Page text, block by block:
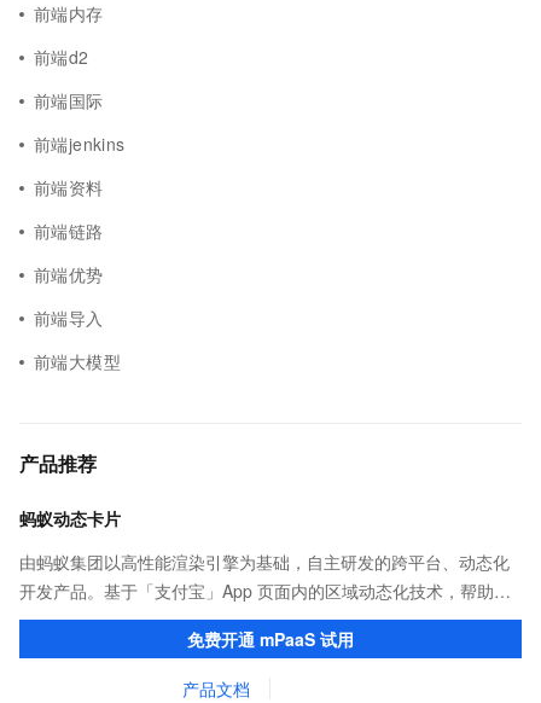
前端内存
前端d2
前端国际
前端jenkins
前端资料
前端链路
前端优势
前端导入
前端大模型
产品推荐
蚂蚁动态卡片
由蚂蚁集团以高性能渲染引擎为基础，自主研发的跨平台、动态化
开发产品。基于「支付宝」App 页面内的区域动态化技术，帮助客
户提升研发效率的同时，追求轻量、流畅的 App 性能体验。
免费开通 mPaaS 试用
产品文档